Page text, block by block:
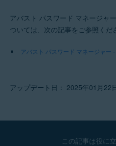
アバスト パスワード マネージャ
ついては、次の記事をご参照くだ
アバスト パスワード マネージャー
アップデート日： 2025年01月22
この記事は役に